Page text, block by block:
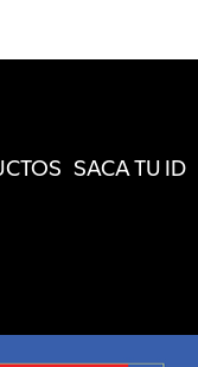
SACA TU ID